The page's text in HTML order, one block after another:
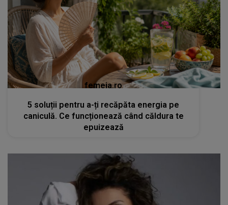
femeia.ro
5 soluții pentru a-ți recăpăta energia pe
caniculă. Ce funcționează când căldura te
epuizează